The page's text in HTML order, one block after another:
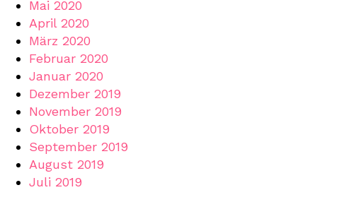
Mai 2020
April 2020
März 2020
Februar 2020
Januar 2020
Dezember 2019
November 2019
Oktober 2019
September 2019
August 2019
Juli 2019